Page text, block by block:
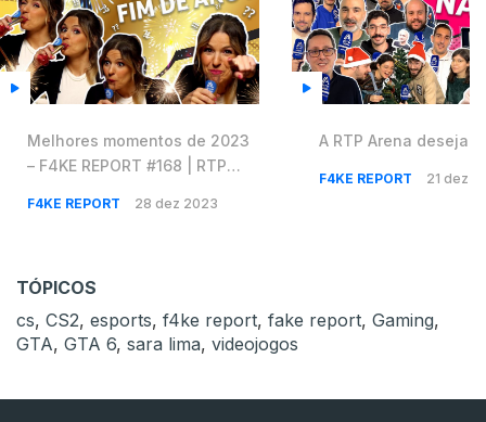
Melhores momentos de 2023
– F4KE REPORT #168 | RTP
F4KE REPORT 28 dez 2023
A RTP Arena deseja
F4KE REPORT 21 dez
TÓPICOS
cs, CS2, esports, f4ke report, fake report, Gaming,
GTA, GTA 6, sara lima, videojogos